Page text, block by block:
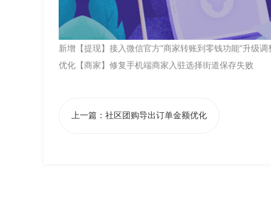
新增【提现】接入微信官方"商家转账到零钱功能"升级调
优化【商家】修复手机端商家入驻选择街道保存失败
上一篇： 社区团购导出订单金额优化